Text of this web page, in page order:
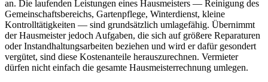
an. Die laufenden Leistungen eines Hausmeisters — Reinigung des
Gemeinschaftsbereichs, Gartenpflege, Winterdienst, kleine
Kontrolltätigkeiten — sind grundsätzlich umlagefähig. Übernimmt
der Hausmeister jedoch Aufgaben, die sich auf größere Reparaturen
oder Instandhaltungsarbeiten beziehen und wird er dafür gesondert
vergütet, sind diese Kostenanteile herauszurechnen. Vermieter
dürfen nicht einfach die gesamte Hausmeisterrechnung umlegen.